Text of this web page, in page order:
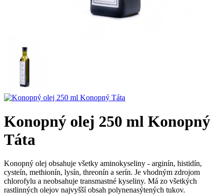
Konopný olej 250 ml Konopný
Táta
Konopný olej obsahuje všetky aminokyseliny - arginín, histidín,
cysteín, methionín, lysín, threonín a serín. Je vhodným zdrojom
chlorofylu a neobsahuje transmastné kyseliny. Má zo všetkých
rastlinných olejov najvyšší obsah polynenasýtených tukov.